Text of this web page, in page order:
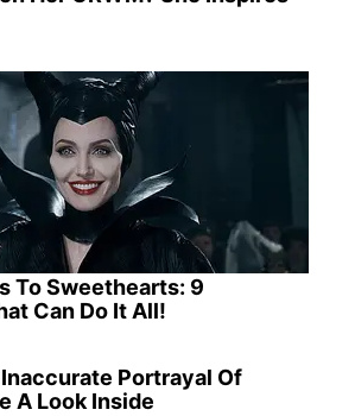
To Sweethearts: 9
Can Do It All!
Portrayal Of
A Look Inside